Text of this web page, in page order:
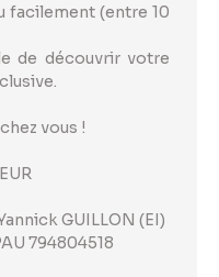
facilement (entre 10
de découvrir votre
vous !
GUILLON (EI)
794804518